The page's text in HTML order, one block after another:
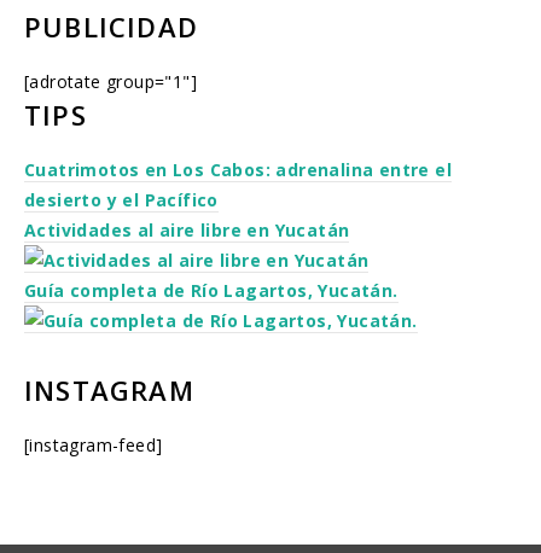
PUBLICIDAD
[adrotate group="1"]
TIPS
Cuatrimotos en Los Cabos: adrenalina entre el
desierto y el Pacífico
Actividades al aire libre en Yucatán
Guía completa de Río Lagartos, Yucatán.
INSTAGRAM
[instagram-feed]